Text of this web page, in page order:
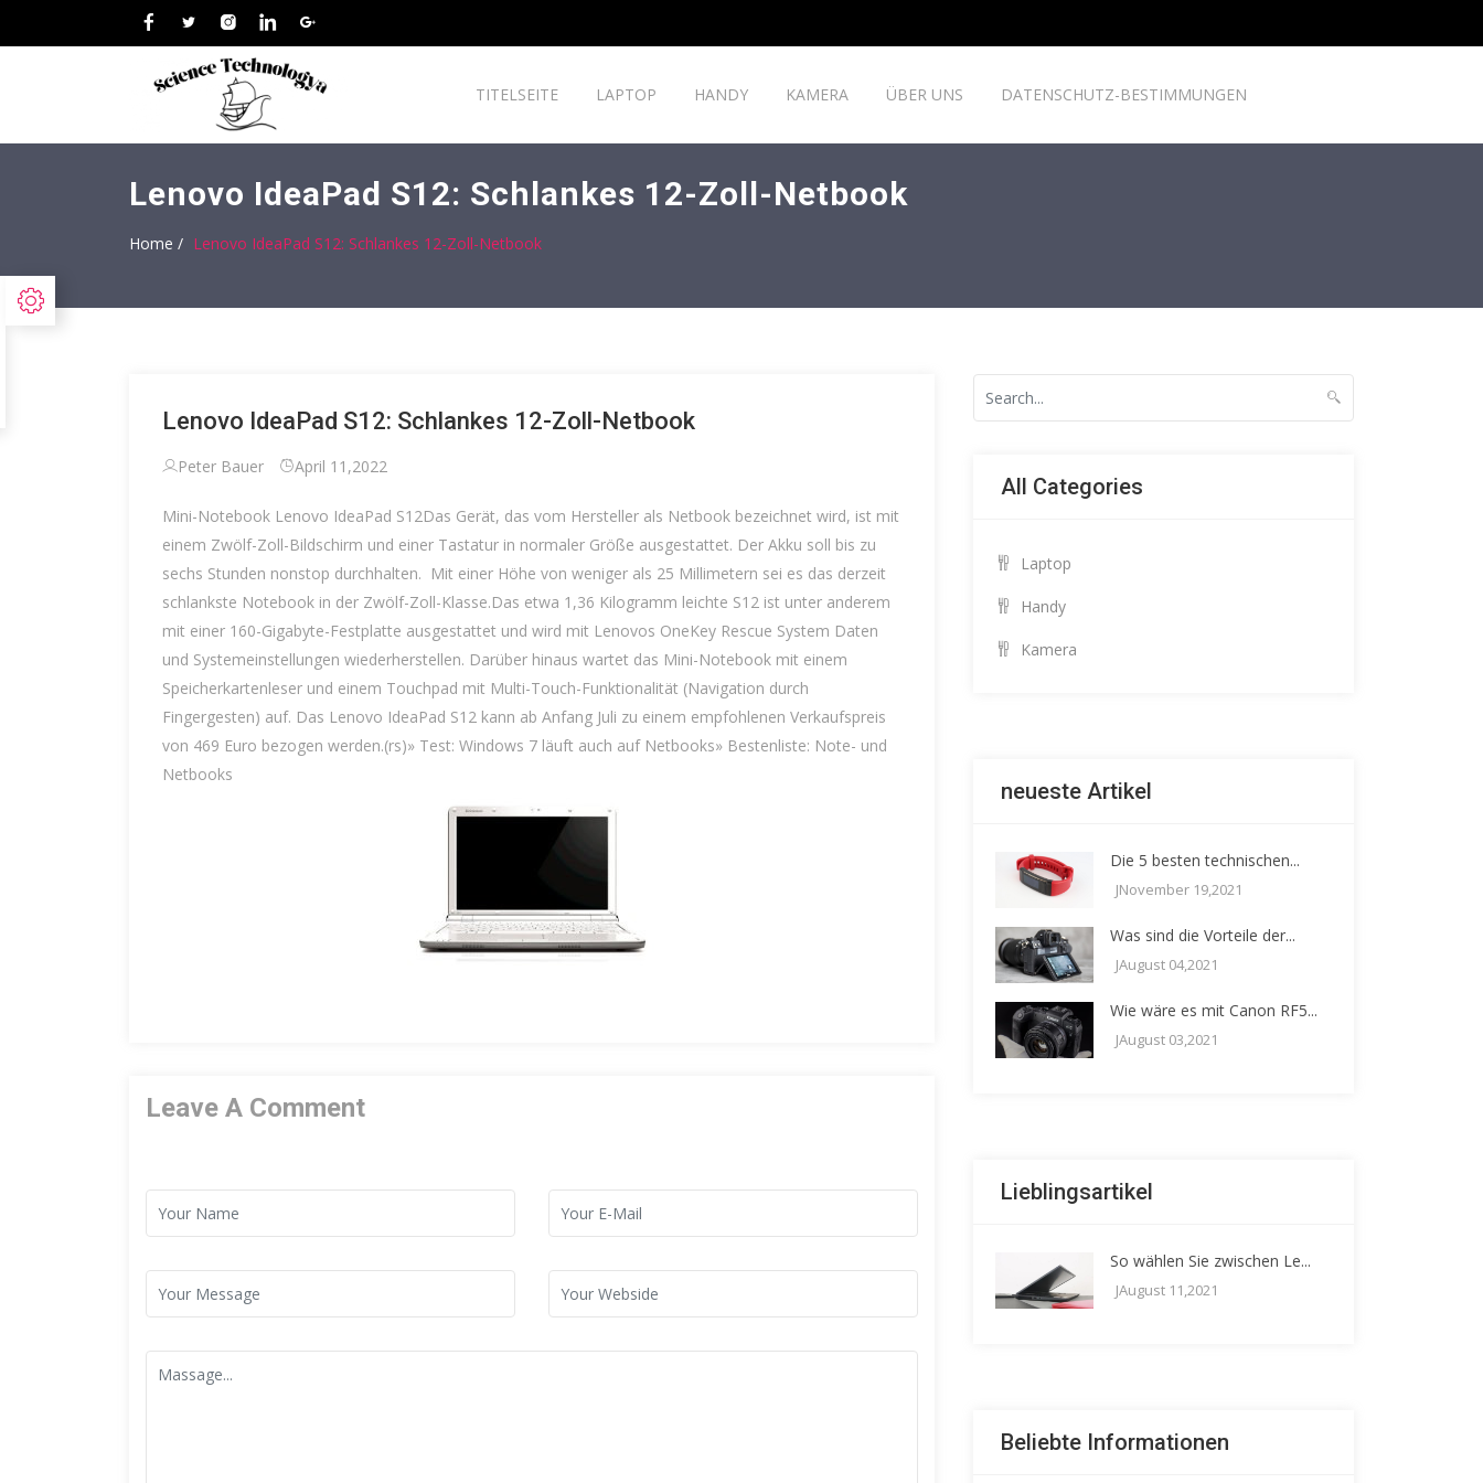
TITELSEITE LAPTOP HANDY KAMERA ÜBER UNS DATENSCHUTZ-BESTIMMUNGEN
Lenovo IdeaPad S12: Schlankes 12-Zoll-Netbook
Home / Lenovo IdeaPad S12: Schlankes 12-Zoll-Netbook
Lenovo IdeaPad S12: Schlankes 12-Zoll-Netbook
Peter Bauer April 11,2022
Mini-Notebook Lenovo IdeaPad S12Das Gerät, das vom Hersteller als Netbook bezeichnet wird, ist mit
einem Zwölf-Zoll-Bildschirm und einer Tastatur in normaler Größe ausgestattet. Der Akku soll bis zu
sechs Stunden nonstop durchhalten. Mit einer Höhe von weniger als 25 Millimetern sei es das derzeit
schlankste Notebook in der Zwölf-Zoll-Klasse.Das etwa 1,36 Kilogramm leichte S12 ist unter anderem
mit einer 160-Gigabyte-Festplatte ausgestattet und wird mit Lenovos OneKey Rescue System Daten
und Systemeinstellungen wiederherstellen. Darüber hinaus wartet das Mini-Notebook mit einem
Speicherkartenleser und einem Touchpad mit Multi-Touch-Funktionalität (Navigation durch
Fingergesten) auf. Das Lenovo IdeaPad S12 kann ab Anfang Juli zu einem empfohlenen Verkaufspreis
von 469 Euro bezogen werden.(rs)» Test: Windows 7 läuft auch auf Netbooks» Bestenliste: Note- und
Netbooks
Leave A Comment
All Categories
Laptop
Handy
Kamera
neueste Artikel
Die 5 besten technischen...
JNovember 19,2021
Was sind die Vorteile der...
JAugust 04,2021
Wie wäre es mit Canon RF5...
JAugust 03,2021
Lieblingsartikel
So wählen Sie zwischen Le...
JAugust 11,2021
Beliebte Informationen